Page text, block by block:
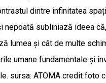
dintre infinitatea
nepoată subliniază ideea
lumea și cât de multe
umane fundamentale și
sursa: ATOMA credit foto